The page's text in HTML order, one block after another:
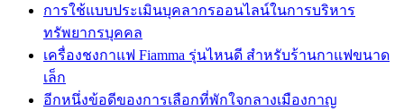
การใช้แบบประเมินบุคลากรออนไลน์ในการบริหาร
ทรัพยากรบุคคล
เครื่องชงกาแฟ Fiamma รุ่นไหนดี สำหรับร้านกาแฟขนาด
เล็ก
อีกหนึ่งข้อดีของการเลือกที่พักใจกลางเมืองกาญ